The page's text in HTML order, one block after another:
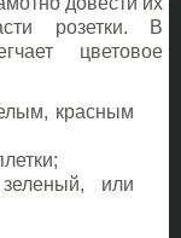
розетки. В
цветовое
красным
или